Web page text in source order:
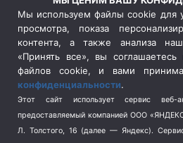
Сельское хозяйство (3)
Социальная политика
(3)
Спецоперация в Украине
Спецоперация на Украине
(404)
Спорт (740)
Терроризм (1)
Мы используем файлы cookie для
просмотра, показа
контента, а также анализа
«Принять все», вы
файлов cookie, и вами
конфиденциальности.
Этот сайт использует сервис веб-
предоставляемый компанией ООО
Л. Толстого, 16 (далее — Яндекс).